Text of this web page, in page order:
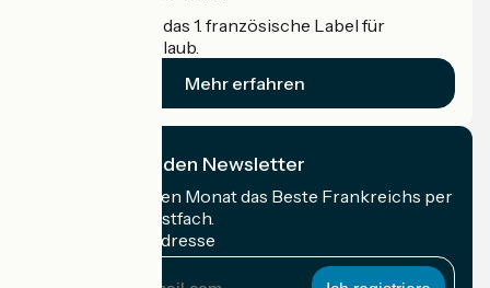
Accueil Vélo ist das 1. französische Label für
Radfahrer im Urlaub.
Mehr erfahren
Ich abonniere den Newsletter
Erhalten Sie jeden Monat das Beste Frankreichs per
Rad in Ihrem Postfach.
Meine E-Mail-Adresse